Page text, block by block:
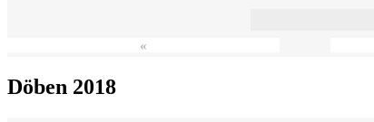
«
Döben 2018